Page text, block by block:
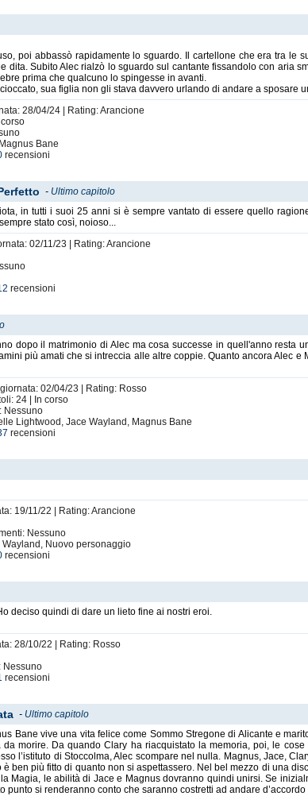
poi abbassò rapidamente lo sguardo. Il cartellone che era tra le
dita. Subito Alec rialzò lo sguardo sul cantante fissandolo con aria
prima che qualcuno lo spingesse in avanti.
sua figlia non gli stava davvero urlando di andare a sposare
28/04/24 | Rating: Arancione
Bane
recensioni
- Ultimo capitolo
in tutti i suoi 25 anni si è sempre vantato di essere quello
stato così, noioso...
02/11/23 | Rating: Arancione
recensioni
dopo il matrimonio di Alec ma cosa successe in quell'anno resta
più amati che si intreccia alle altre coppie. Quanto ancora Alec
02/04/23 | Rating: Rosso
24 | In corso
Nessuno
Lightwood, Jace Wayland, Magnus Bane
recensioni
19/11/22 | Rating: Arancione
Nessuno
Nuovo personaggio
recensioni
deciso quindi di dare un lieto fine ai nostri eroi.
28/10/22 | Rating: Rosso
Nessuno
recensioni
- Ultimo capitolo
Bane vive una vita felice come Sommo Stregone di Alicante e
morire. Da quando Clary ha riacquistato la memoria, poi, le
l’istituto di Stoccolma, Alec scompare nel nulla. Magnus, Jace,
ben più fitto di quanto non si aspettassero. Nel bel mezzo di una
Magia, le abilità di Jace e Magnus dovranno quindi unirsi. Se
punto si renderanno conto che saranno costretti ad andare